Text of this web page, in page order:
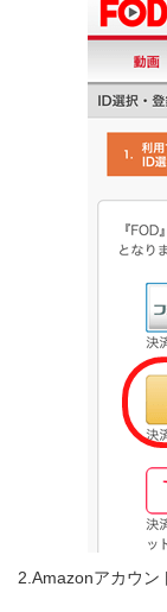
2.Amazonアカウン